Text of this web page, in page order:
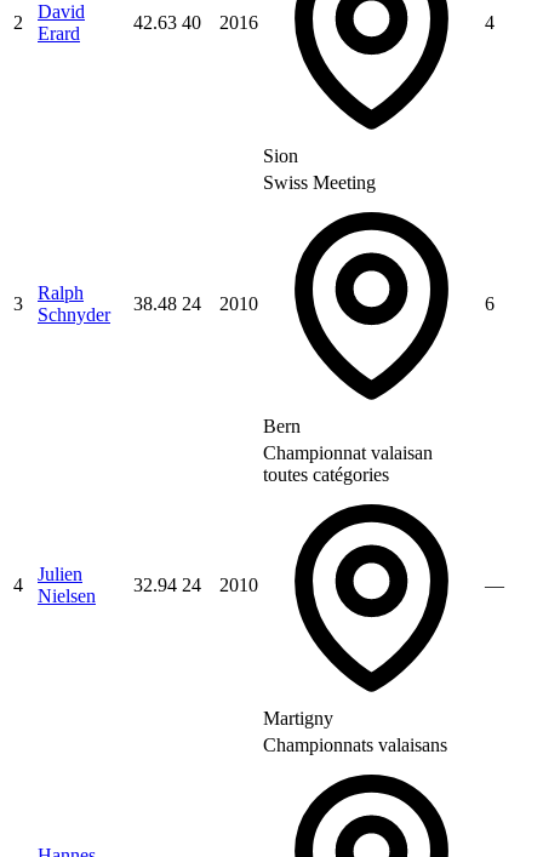
2
David
Erard
42.63 40 2016
Sion
4
3
Ralph
Schnyder
38.48 24 2010
Swiss Meeting
Bern
6
4
Julien
Nielsen
32.94 24 2010
Championnat valaisan
toutes catégories
Martigny
—
Championnats valaisans